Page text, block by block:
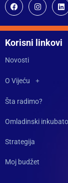
Korisni linkovi
Novosti
O Vijeću
Šta radimo?
Omladinski
Strategija
Moj budžet